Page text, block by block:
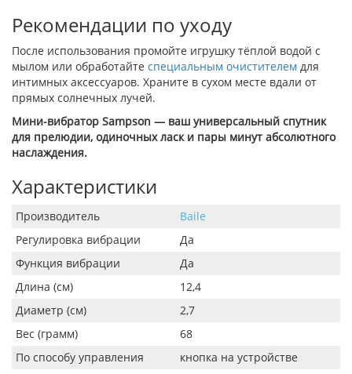
Рекомендации по уходу
После использования промойте игрушку тёплой водой с
мылом или обработайте специальным очистителем для
интимных аксессуаров. Храните в сухом месте вдали от
прямых солнечных лучей.
Мини-вибратор Sampson — ваш универсальный спутник
для прелюдии, одиночных ласк и пары минут абсолютного
наслаждения.
Характеристики
Производитель
Baile
Регулировка вибрации
Да
Функция вибрации
Да
Длина (см)
12,4
Диаметр (см)
2,7
Вес (грамм)
68
По способу управления
кнопка на устройстве